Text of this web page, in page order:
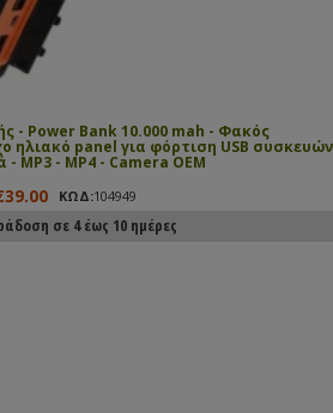
- Power Bank 10.000 mah - Φακός
ηλιακό panel για φόρτιση USB συσκευών
- MP3 - MP4 - Camera ΟΕΜ
ΚΩΔ:104949
σε 4 έως 10 ημέρες